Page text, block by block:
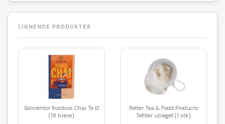
LIGNENDE PRODUKTER
Sonnentor Rooibos Chai Te Ø
(18 breve)
Better Tea & Food Products
Tefilter ubleget (1 stk)